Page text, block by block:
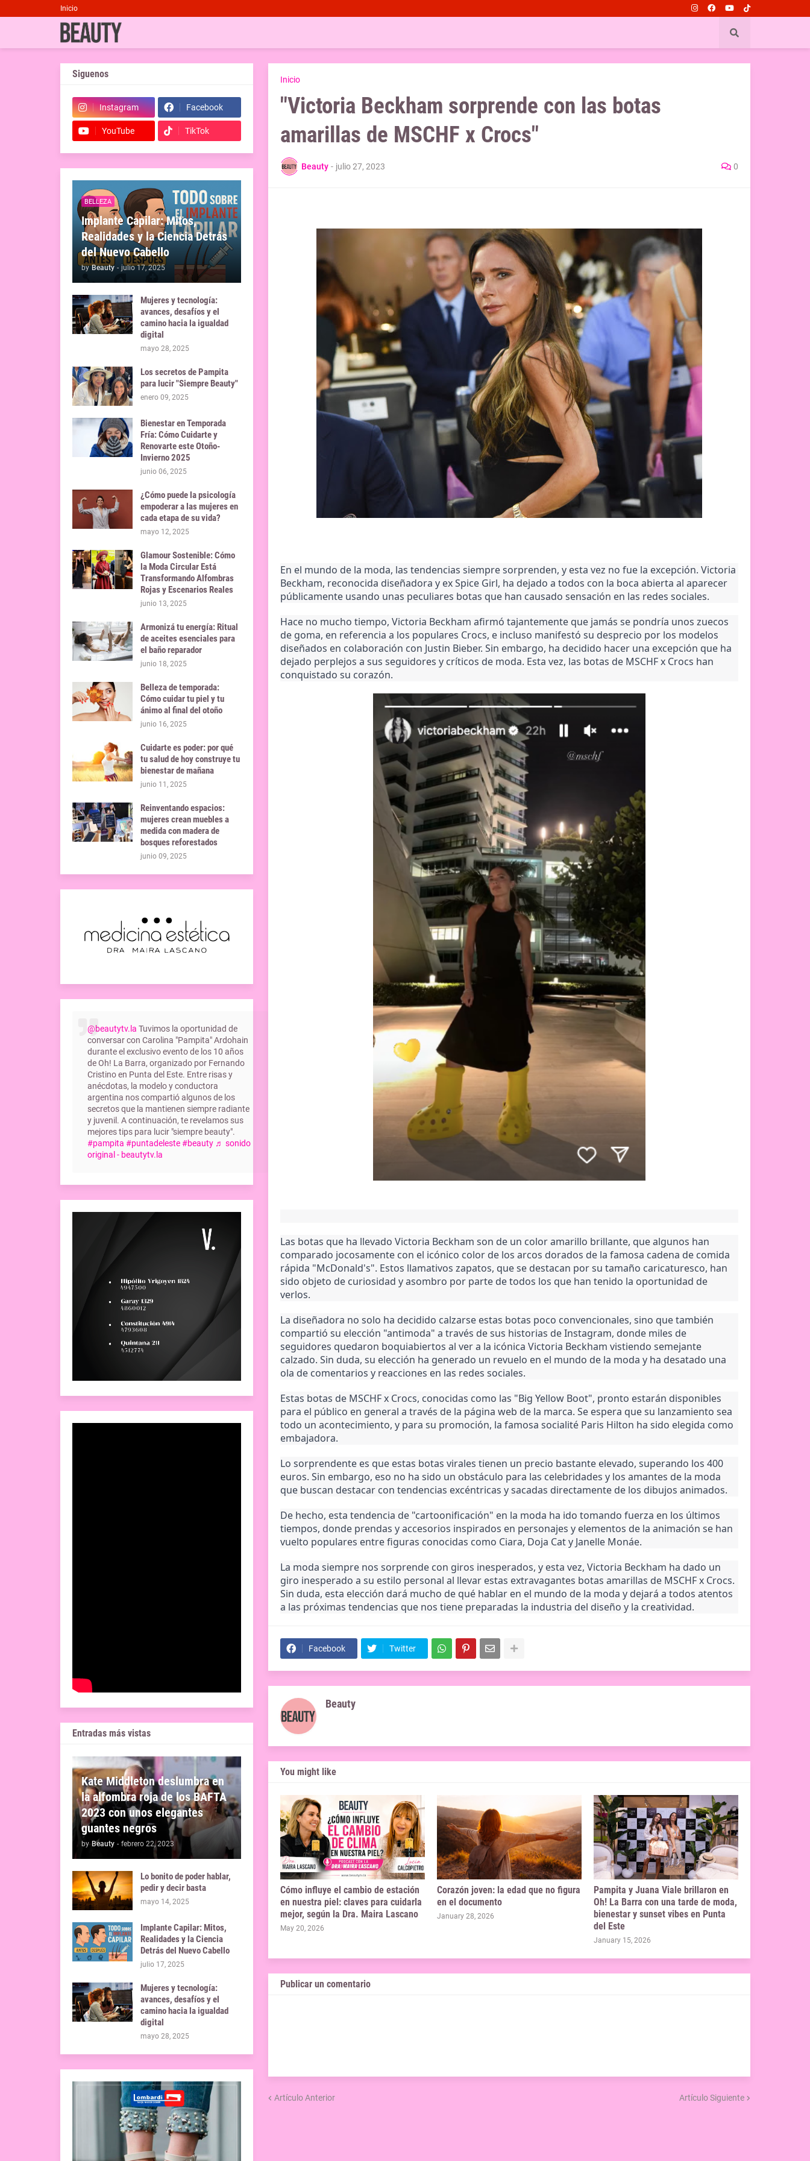
Inicio
Inicio
"Victoria Beckham sorprende con las botas
amarillas de MSCHF x Crocs"
Beauty - julio 27, 2023 0
En el mundo de la moda, las tendencias siempre sorprenden, y esta vez no fue la excepción. Victoria
Beckham, reconocida diseñadora y ex Spice Girl, ha dejado a todos con la boca abierta al aparecer
públicamente usando unas peculiares botas que han causado sensación en las redes sociales.
Hace no mucho tiempo, Victoria Beckham afirmó tajantemente que jamás se pondría unos zuecos
de goma, en referencia a los populares Crocs, e incluso manifestó su desprecio por los modelos
diseñados en colaboración con Justin Bieber. Sin embargo, ha decidido hacer una excepción que ha
dejado perplejos a sus seguidores y críticos de moda. Esta vez, las botas de MSCHF x Crocs han
conquistado su corazón.
Las botas que ha llevado Victoria Beckham son de un color amarillo brillante, que algunos han
comparado jocosamente con el icónico color de los arcos dorados de la famosa cadena de comida
rápida "McDonald's". Estos llamativos zapatos, que se destacan por su tamaño caricaturesco, han
sido objeto de curiosidad y asombro por parte de todos los que han tenido la oportunidad de
verlos.
La diseñadora no solo ha decidido calzarse estas botas poco convencionales, sino que también
compartió su elección "antimoda" a través de sus historias de Instagram, donde miles de
seguidores quedaron boquiabiertos al ver a la icónica Victoria Beckham vistiendo semejante
calzado. Sin duda, su elección ha generado un revuelo en el mundo de la moda y ha desatado una
ola de comentarios y reacciones en las redes sociales.
Estas botas de MSCHF x Crocs, conocidas como las "Big Yellow Boot", pronto estarán disponibles
para el público en general a través de la página web de la marca. Se espera que su lanzamiento sea
todo un acontecimiento, y para su promoción, la famosa socialité Paris Hilton ha sido elegida como
embajadora.
Lo sorprendente es que estas botas virales tienen un precio bastante elevado, superando los 400
euros. Sin embargo, eso no ha sido un obstáculo para las celebridades y los amantes de la moda
que buscan destacar con tendencias excéntricas y sacadas directamente de los dibujos animados.
De hecho, esta tendencia de "cartoonificación" en la moda ha ido tomando fuerza en los últimos
tiempos, donde prendas y accesorios inspirados en personajes y elementos de la animación se han
vuelto populares entre figuras conocidas como Ciara, Doja Cat y Janelle Monáe.
La moda siempre nos sorprende con giros inesperados, y esta vez, Victoria Beckham ha dado un
giro inesperado a su estilo personal al llevar estas extravagantes botas amarillas de MSCHF x Crocs.
Sin duda, esta elección dará mucho de qué hablar en el mundo de la moda y dejará a todos atentos
a las próximas tendencias que nos tiene preparadas la industria del diseño y la creatividad.
Facebook Twitter
Beauty
You might like
Cómo influye el cambio de estación
en nuestra piel: claves para cuidarla
mejor, según la Dra. Maira Lascano
May 20, 2026
Corazón joven: la edad que no figura
en el documento
January 28, 2026
Pampita y Juana Viale brillaron en
Oh! La Barra con una tarde de moda,
bienestar y sunset vibes en Punta
del Este
January 15, 2026
Publicar un comentario
Artículo Anterior Artículo Siguiente
Siguenos
Instagram Facebook
YouTube TikTok
BELLEZA
Implante Capilar: Mitos,
Realidades y la Ciencia Detrás
del Nuevo Cabello
by Beauty - julio 17, 2025
Mujeres y tecnología:
avances, desafíos y el
camino hacia la igualdad
digital
mayo 28, 2025
Los secretos de Pampita
para lucir "Siempre Beauty"
enero 09, 2025
Bienestar en Temporada
Fría: Cómo Cuidarte y
Renovarte este Otoño-
Invierno 2025
junio 06, 2025
¿Cómo puede la psicología
empoderar a las mujeres en
cada etapa de su vida?
mayo 12, 2025
Glamour Sostenible: Cómo
la Moda Circular Está
Transformando Alfombras
Rojas y Escenarios Reales
junio 13, 2025
Armonizá tu energía: Ritual
de aceites esenciales para
el baño reparador
junio 18, 2025
Belleza de temporada:
Cómo cuidar tu piel y tu
ánimo al final del otoño
junio 16, 2025
Cuidarte es poder: por qué
tu salud de hoy construye tu
bienestar de mañana
junio 11, 2025
Reinventando espacios:
mujeres crean muebles a
medida con madera de
bosques reforestados
junio 09, 2025
@beautytv.la Tuvimos la oportunidad de
conversar con Carolina "Pampita" Ardohain
durante el exclusivo evento de los 10 años
de Oh! La Barra, organizado por Fernando
Cristino en Punta del Este. Entre risas y
anécdotas, la modelo y conductora
argentina nos compartió algunos de los
secretos que la mantienen siempre radiante
y juvenil. A continuación, te revelamos sus
mejores tips para lucir "siempre beauty".
#pampita #puntadeleste #beauty ♬ sonido
original - beautytv.la
Entradas más vistas
Kate Middleton deslumbra en
la alfombra roja de los BAFTA
2023 con unos elegantes
guantes negros
by Beauty - febrero 22, 2023
Lo bonito de poder hablar,
pedir y decir basta
mayo 14, 2025
Implante Capilar: Mitos,
Realidades y la Ciencia
Detrás del Nuevo Cabello
julio 17, 2025
Mujeres y tecnología:
avances, desafíos y el
camino hacia la igualdad
digital
mayo 28, 2025